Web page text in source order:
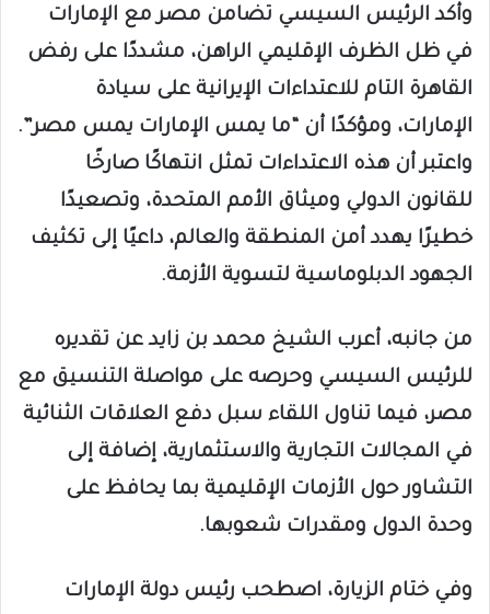
وأكد الرئيس السيسي تضامن مصر مع الإمارات
في ظل الظرف الإقليمي الراهن، مشددًا على رفض
القاهرة التام للاعتداءات الإيرانية على سيادة
الإمارات، ومؤكدًا أن “ما يمس الإمارات يمس مصر”.
واعتبر أن هذه الاعتداءات تمثل انتهاكًا صارخًا
للقانون الدولي وميثاق الأمم المتحدة، وتصعيدًا
خطيرًا يهدد أمن المنطقة والعالم، داعيًا إلى تكثيف
الجهود الدبلوماسية لتسوية الأزمة.
من جانبه، أعرب الشيخ محمد بن زايد عن تقديره
للرئيس السيسي وحرصه على مواصلة التنسيق مع
مصر، فيما تناول اللقاء سبل دفع العلاقات الثنائية
في المجالات التجارية والاستثمارية، إضافة إلى
التشاور حول الأزمات الإقليمية بما يحافظ على
وحدة الدول ومقدرات شعوبها.
وفي ختام الزيارة، اصطحب رئيس دولة الإمارات